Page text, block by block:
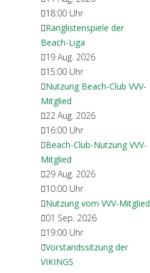
18:00 Uhr
Ranglistenspiele der
Beach-Liga
19 Aug. 2026
15:00 Uhr
Nutzung Beach-Club VVV-
Mitglied
22 Aug. 2026
16:00 Uhr
Beach-Club-Nutzung VVV-
Mitglied
29 Aug. 2026
10:00 Uhr
Nutzung vom VVV-Mitglied
01 Sep. 2026
19:00 Uhr
Vorstandssitzung der
VIKINGS